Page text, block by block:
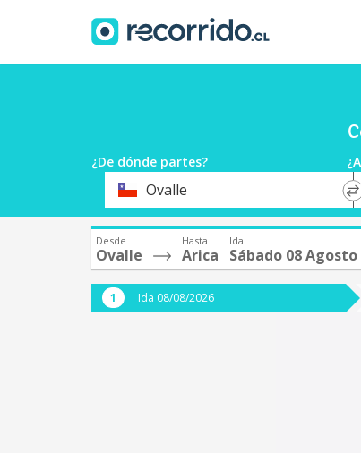
¿De dónde partes?
OrigenOvalle
*
Desde
Ovalle
Hasta
Arica
Ida
Sábado 08 Agosto
Ida 08/08/2026